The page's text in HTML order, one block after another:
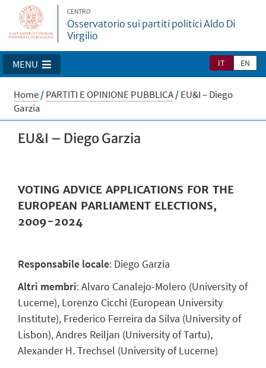
CENTRO
Osservatorio sui partiti politici Aldo Di
Virgilio
IT EN
MENU
Home/PARTITI E OPINIONE PUBBLICA/EU&I – Diego
Garzia
EU&I – Diego Garzia
VOTING ADVICE APPLICATIONS FOR THE
EUROPEAN PARLIAMENT ELECTIONS,
2009-2024
Responsabile locale: Diego Garzia
Altri membri: Alvaro Canalejo-Molero (University of
Lucerne), Lorenzo Cicchi (European University
Institute), Frederico Ferreira da Silva (University of
Lisbon), Andres Reiljan (University of Tartu),
Alexander H. Trechsel (University of Lucerne)